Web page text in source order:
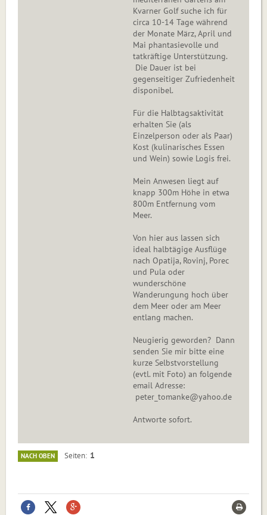
Kvarner Golf suche ich für
circa 10-14 Tage während
der Monate März, April und
Mai phantasievolle und
tatkräftige Unterstützung.
Die Dauer ist bei
gegenseitiger Zufriedenheit
disponibel.
Für die Halbtagsaktivität
erhalten Sie (als
Einzelperson oder als Paar)
Kost (kulinarisches Essen
und Wein) sowie Logis frei.
Mein Anwesen liegt auf
knapp 300m Höhe in etwa
800m Entfernung vom
Meer.
Von hier aus lassen sich
ideal halbtägige Ausflüge
nach Opatija, Rovinj, Porec
und Pula oder
wunderschöne
Wanderungung hoch über
dem Meer oder am Meer
entlang machen.
Neugierig geworden? Dann
senden Sie mir bitte eine
kurze Selbstvorstellung
(evtl. mit Foto) an folgende
email Adresse:
peter_tomanke@yahoo.de
Antworte sofort.
NACH OBEN Seiten 1